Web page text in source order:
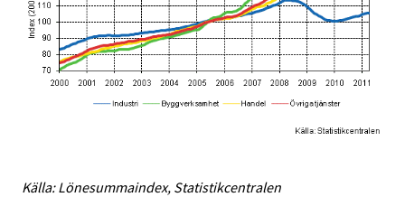
Källa: Lönesummaindex, Statistikcentralen